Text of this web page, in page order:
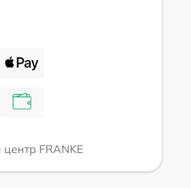
FRANKE